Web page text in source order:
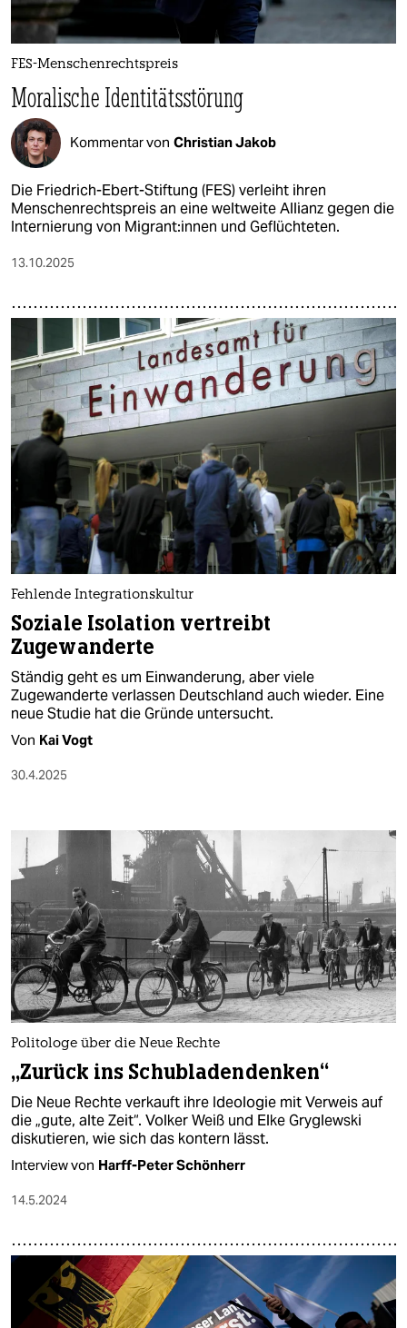
FES-Menschenrechtspreis
Moralische Identitätsstörung
Kommentar von Christian Jakob
Die Friedrich-Ebert-Stiftung (FES) verleiht ihren
Menschenrechtspreis an eine weltweite Allianz gegen die
Internierung von Mi­gran­t:in­nen und Geflüchteten.
13.10.2025
Fehlende Integrationskultur
Soziale Isolation vertreibt
Zugewanderte
Ständig geht es um Einwanderung, aber viele
Zugewanderte verlassen Deutschland auch wieder. Eine
neue Studie hat die Gründe untersucht.
Von Kai Vogt
30.4.2025
Politologe über die Neue Rechte
„Zurück ins Schubladendenken“
Die Neue Rechte verkauft ihre Ideologie mit Verweis auf
die „gute, alte Zeit“. Volker Weiß und Elke Gryglewski
diskutieren, wie sich das kontern lässt.
Interview von Harff-Peter Schönherr
14.5.2024